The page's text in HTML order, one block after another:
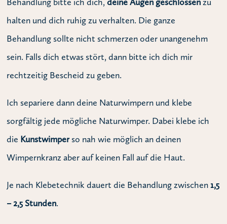
halten und dich ruhig zu verhalten. Die ganze
Behandlung sollte nicht schmerzen oder unangenehm
sein. Falls dich etwas stört, dann bitte ich dich mir
rechtzeitig Bescheid zu geben.
Ich separiere dann deine Naturwimpern und klebe
sorgfältig jede mögliche Naturwimper. Dabei klebe ich
die Kunstwimperso nah wie möglich an deinen
Wimpernkranz aber auf keinen Fall auf die Haut.
Je nach Klebetechnik dauert die Behandlung zwischen 1,5
– 2,5 Stunden.